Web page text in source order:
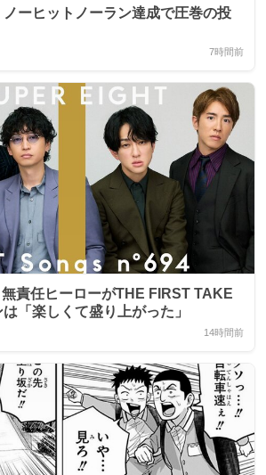
ノーヒットノーラン達成で圧巻の投
7時間前
責任ヒーローがTHE FIRST TAKE
「楽しくて盛り上がった」
14時間前